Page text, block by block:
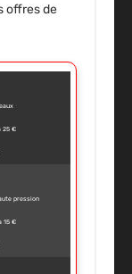
offres de
25 €
pression
15 €